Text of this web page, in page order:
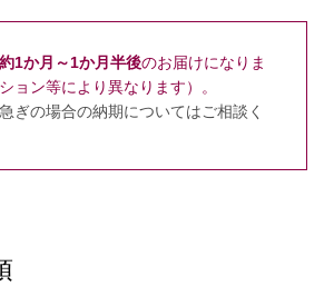
約1か月～1か月半後のお届けになりま
ョン等により異なります）。
ぎの場合の納期についてはご相談く